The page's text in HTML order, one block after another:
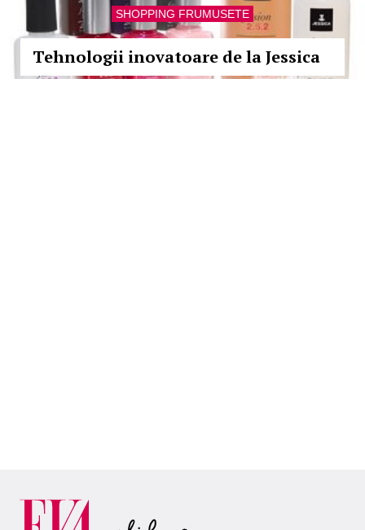
SHOPPING FRUMUSETE
Tehnologii inovatoare de la Jessica